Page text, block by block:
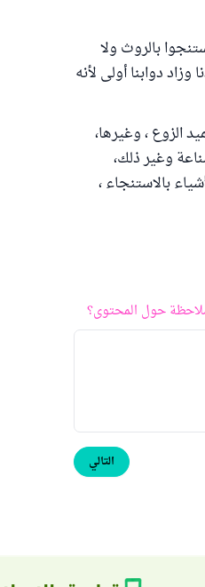
بالروث ولا
دوابنا أولى لأنه
الزوع ، وغيرها،
وغير ذلك،
بالاستنجاء ،
حول المحتوى؟
التالي